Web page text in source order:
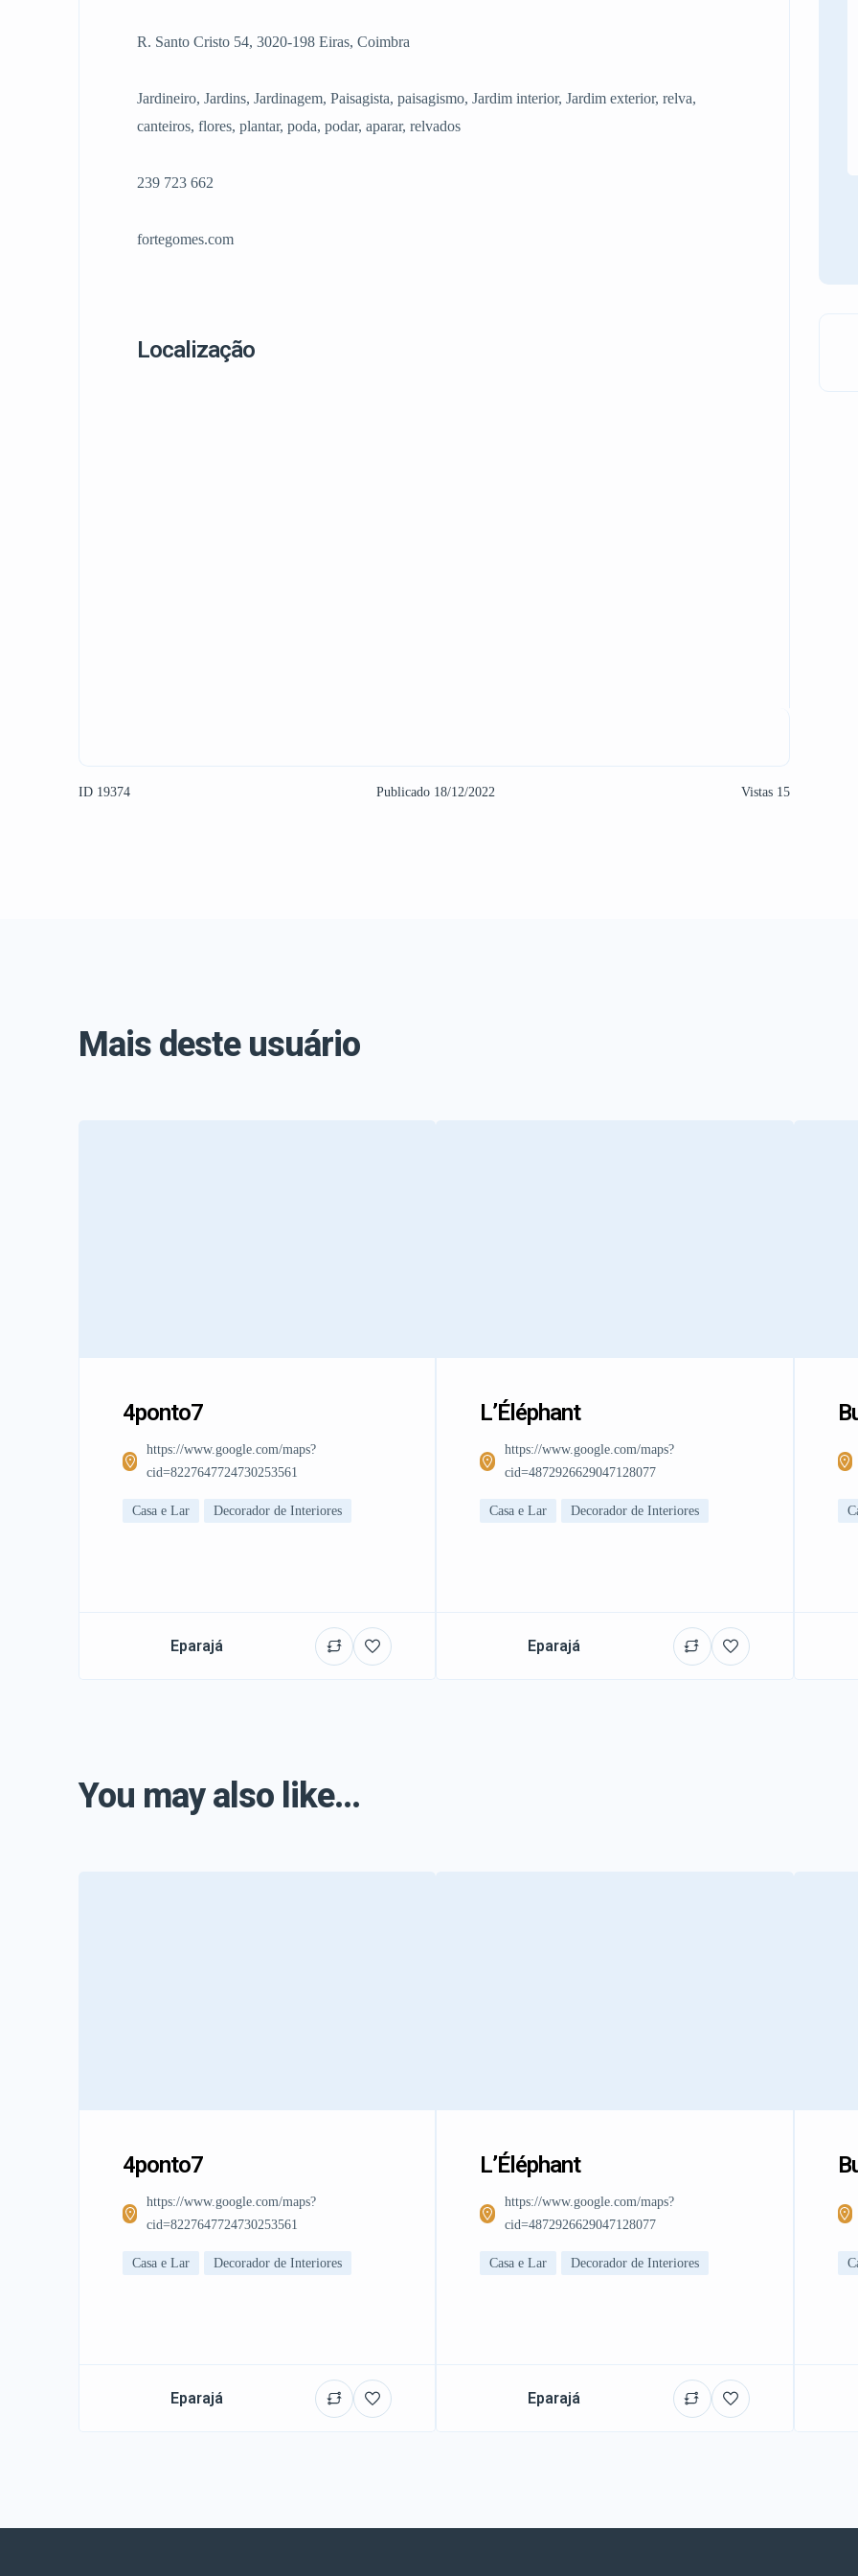
R. Santo Cristo 54, 3020-198 Eiras, Coimbra
Jardineiro, Jardins, Jardinagem, Paisagista, paisagismo, Jardim interior, Jardim exterior, relva,
canteiros, flores, plantar, poda, podar, aparar, relvados
239 723 662
fortegomes.com
Localização
ID 19374 Publicado 18/12/2022 Vistas 15
Mais deste usuário
4ponto7
https://www.google.com/maps?
cid=8227647724730253561
Casa e Lar Decorador de Interiores
Eparajá
L’Éléphant
https://www.google.com/maps?
cid=4872926629047128077
Casa e Lar Decorador de Interiores
Eparajá
You may also like...
4ponto7
https://www.google.com/maps?
cid=8227647724730253561
Casa e Lar Decorador de Interiores
Eparajá
L’Éléphant
https://www.google.com/maps?
cid=4872926629047128077
Casa e Lar Decorador de Interiores
Eparajá